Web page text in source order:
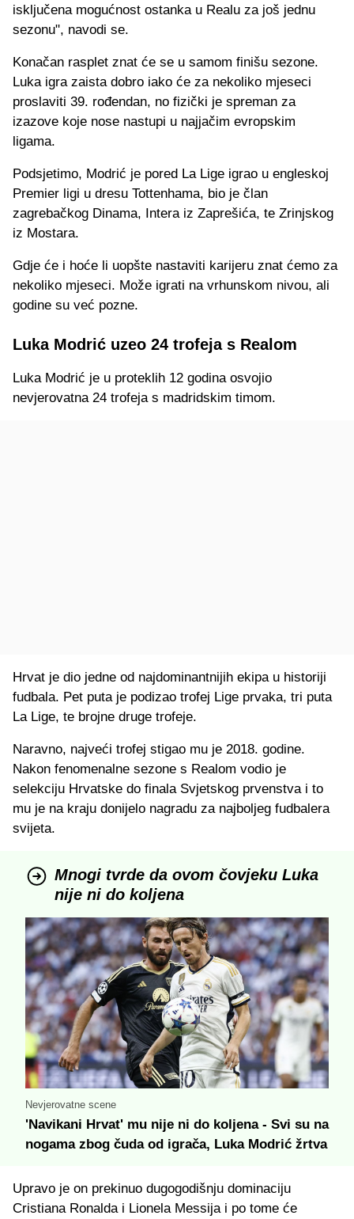
isključena mogućnost ostanka u Realu za još jednu
sezonu", navodi se.
Konačan rasplet znat će se u samom finišu sezone.
Luka igra zaista dobro iako će za nekoliko mjeseci
proslaviti 39. rođendan, no fizički je spreman za
izazove koje nose nastupi u najjačim evropskim
ligama.
Podsjetimo, Modrić je pored La Lige igrao u engleskoj
Premier ligi u dresu Tottenhama, bio je član
zagrebačkog Dinama, Intera iz Zaprešića, te Zrinjskog
iz Mostara.
Gdje će i hoće li uopšte nastaviti karijeru znat ćemo za
nekoliko mjeseci. Može igrati na vrhunskom nivou, ali
godine su već pozne.
Luka Modrić uzeo 24 trofeja s Realom
Luka Modrić je u proteklih 12 godina osvojio
nevjerovatna 24 trofeja s madridskim timom.
Hrvat je dio jedne od najdominantnijih ekipa u historiji
fudbala. Pet puta je podizao trofej Lige prvaka, tri puta
La Lige, te brojne druge trofeje.
Naravno, najveći trofej stigao mu je 2018. godine.
Nakon fenomenalne sezone s Realom vodio je
selekciju Hrvatske do finala Svjetskog prvenstva i to
mu je na kraju donijelo nagradu za najboljeg fudbalera
svijeta.
Mnogi tvrde da ovom čovjeku Luka
nije ni do koljena
Nevjerovatne scene
'Navikani Hrvat' mu nije ni do koljena - Svi su na
nogama zbog čuda od igrača, Luka Modrić žrtva
Upravo je on prekinuo dugogodišnju dominaciju
Cristiana Ronalda i Lionela Messija i po tome će